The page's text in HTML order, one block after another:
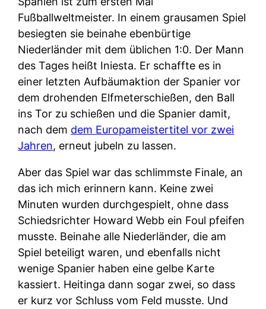
Fußballweltmeister. In einem grausamen Spiel
besiegten sie beinahe ebenbürtige
Niederländer mit dem üblichen 1:0. Der Mann
des Tages heißt Iniesta. Er schaffte es in
einer letzten Aufbäumaktion der Spanier vor
dem drohenden Elfmeterschießen, den Ball
ins Tor zu schießen und die Spanier damit,
nach dem dem Europameistertitel vor zwei
Jahren, erneut jubeln zu lassen.
Aber das Spiel war das schlimmste Finale, an
das ich mich erinnern kann. Keine zwei
Minuten wurden durchgespielt, ohne dass
Schiedsrichter Howard Webb ein Foul pfeifen
musste. Beinahe alle Niederländer, die am
Spiel beteiligt waren, und ebenfalls nicht
wenige Spanier haben eine gelbe Karte
kassiert. Heitinga dann sogar zwei, so dass
er kurz vor Schluss vom Feld musste. Und